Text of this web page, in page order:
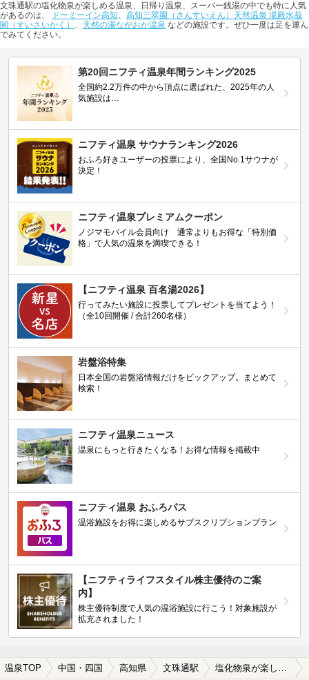
文珠通駅の塩化物泉が楽しめる温泉、日帰り温泉、スーパー銭湯の中でも特に人気
があるのは、
ドーミーイン高知、 高知三翠園（さんすいえん）天然温泉 湯殿水哉
閣（すいさいかく） 、 天然の湯ながおか温泉 などの施設です。ぜひ一度は足を運ん
でみてください。
第20回ニフティ温泉年間ランキング2025
全国約2.2万件の中から頂点に選ばれた、2025年の人
気施設は…
ニフティ温泉 サウナランキング2026
おふろ好きユーザーの投票により、全国No.1サウナが
決定！
ニフティ温泉プレミアムクーポン
ノジマモバイル会員向け 通常よりもお得な「特別価
格」で人気の温泉を満喫できる！
【ニフティ温泉 百名湯2026】
行ってみたい施設に投票してプレゼントを当てよう！
（全10回開催 / 合計260名様）
岩盤浴特集
日本全国の岩盤浴情報だけをピックアップ。まとめて
検索！
ニフティ温泉ニュース
温泉にもっと行きたくなる！お得な情報を掲載中
ニフティ温泉 おふろパス
温浴施設をお得に楽しめるサブスクリプションプラン
【ニフティライフスタイル株主優待のご案
内】
株主優待制度で人気の温浴施設に行こう！対象施設が
拡充されました！
温泉TOP 中国・四国 高知県 文珠通駅 塩化物泉が楽しめる文珠通駅近くの温泉、日帰り温泉、スーパー銭湯おすすめ